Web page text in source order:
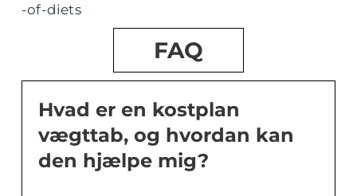
-of-diets
FAQ
Hvad er en kostplan
vægttab, og hvordan kan
den hjælpe mig?